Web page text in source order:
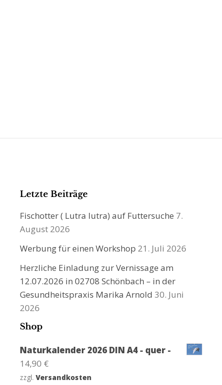
Letzte Beiträge
Fischotter ( Lutra lutra) auf Futtersuche 7.
August 2026
Werbung für einen Workshop 21. Juli 2026
Herzliche Einladung zur Vernissage am
12.07.2026 in 02708 Schönbach – in der
Gesundheitspraxis Marika Arnold 30. Juni
2026
Shop
Naturkalender 2026 DIN A4 - quer -
14,90 €
zzgl. Versandkosten